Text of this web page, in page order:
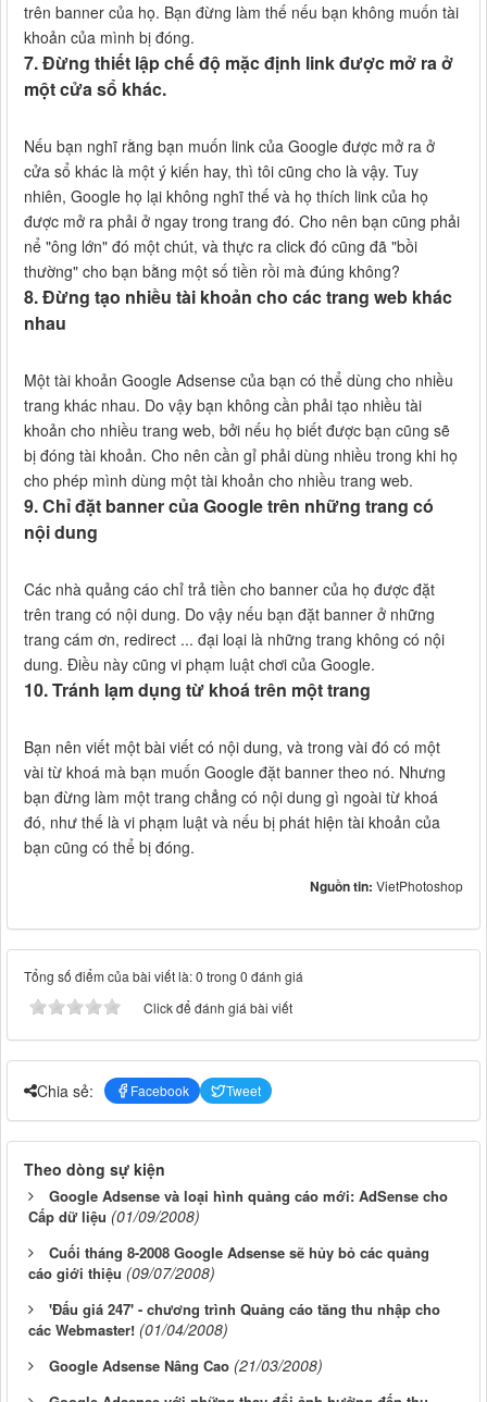
trên banner của họ. Bạn đừng làm thế nếu bạn không muốn tài
khoản của mình bị đóng.
7. Đừng thiết lập chế độ mặc định link được mở ra ở
một cửa sổ khác.
Nếu bạn nghĩ rằng bạn muốn link của Google được mở ra ở
cửa sổ khác là một ý kiến hay, thì tôi cũng cho là vậy. Tuy
nhiên, Google họ lại không nghĩ thế và họ thích link của họ
được mở ra phải ở ngay trong trang đó. Cho nên bạn cũng phải
nể "ông lớn" đó một chút, và thực ra click đó cũng đã "bồi
thường" cho bạn bằng một số tiền rồi mà đúng không?
8. Đừng tạo nhiều tài khoản cho các trang web khác
nhau
Một tài khoản Google Adsense của bạn có thể dùng cho nhiều
trang khác nhau. Do vậy bạn không cần phải tạo nhiều tài
khoản cho nhiều trang web, bởi nếu họ biết được bạn cũng sẽ
bị đóng tài khoản. Cho nên cần gỉ phải dùng nhiều trong khi họ
cho phép mình dùng một tài khoản cho nhiều trang web.
9. Chỉ đặt banner của Google trên những trang có
nội dung
Các nhà quảng cáo chỉ trả tiền cho banner của họ được đặt
trên trang có nội dung. Do vậy nếu bạn đặt banner ở những
trang cám ơn, redirect ... đại loại là những trang không có nội
dung. Điều này cũng vi phạm luật chơi của Google.
10. Tránh lạm dụng từ khoá trên một trang
Bạn nên viết một bài viết có nội dung, và trong vài đó có một
vài từ khoá mà bạn muốn Google đặt banner theo nó. Nhưng
bạn đừng làm một trang chẳng có nội dung gì ngoài từ khoá
đó, như thế là vi phạm luật và nếu bị phát hiện tài khoản của
bạn cũng có thể bị đóng.
Nguồn tin: VietPhotoshop
Tổng số điểm của bài viết là: 0 trong 0 đánh giá
Click để đánh giá bài viết
Chia sẻ: Facebook Tweet
Theo dòng sự kiện
Google Adsense và loại hình quảng cáo mới: AdSense cho
Cấp dữ liệu (01/09/2008)
Cuối tháng 8-2008 Google Adsense sẽ hủy bỏ các quảng
cáo giới thiệu (09/07/2008)
'Đấu giá 247' - chương trình Quảng cáo tăng thu nhập cho
các Webmaster! (01/04/2008)
Google Adsense Nâng Cao (21/03/2008)